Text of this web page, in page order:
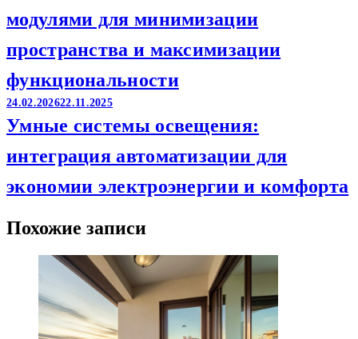
модулями для минимизации
пространства и максимизации
функциональности
24.02.202622.11.2025
Умные системы освещения:
интеграция автоматизации для
экономии электроэнергии и комфорта
Похожие записи